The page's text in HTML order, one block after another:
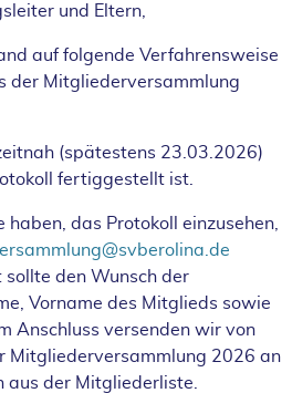
und Eltern,
auf folgende Verfahrensweise
der Mitgliederversammlung
(spätestens 23.03.2026)
fertiggestellt ist.
das Protokoll einzusehen,
sollte den Wunsch der
Vorname des Mitglieds sowie
Anschluss versenden wir von
Mitgliederversammlung 2026 an
aus der Mitgliederliste.